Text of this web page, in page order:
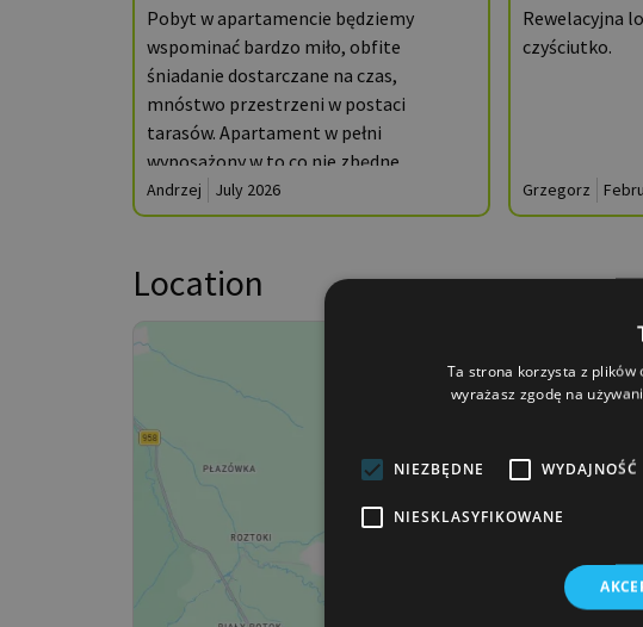
Pobyt w apartamencie będziemy
wspominać bardzo miło, obfite
śniadanie dostarczane na czas,
mnóstwo przestrzeni w postaci
tarasów. Apartament w pełni
wyposażony w to co nie zbędne.
Polecamy
Andrzej July 2026
Rewelacyjna
czyściutko.
Grzegorz
Location
Ta strona korzysta z plików
wyrażasz zgodę na
NIEZBĘDNE WYDAJNOŚĆ
NIESKLASYFIKOWANE